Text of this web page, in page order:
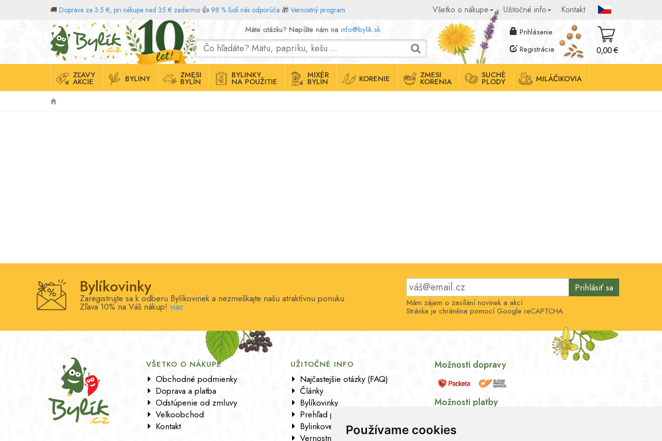
Používame cookies
🚚 Doprava za 3.5 €, pri nákupe nad 35 € zadarmo 👍 98 % ľudí nás odporúča 🎁 Vernostný program Všetko o nákupe Užitočné info Kontakt
Domov Máte otázku? Napíšte nám na info@bylik.sk
Prihlásenie
Registrácia
0,00 €
ZĽAVY
AKCIE BYLINY ZMESI
BYLÍN
BYLINKY
NA POUŽITIE
MIXÉR
BYLÍN KORENIE ZMESI
KORENIA
SUCHÉ
PLODY MILÁČIKOVIA
Bylíkovinky
Zaregistrujte sa k odberu Bylíkovinek a nezmeškajte našu atraktívnu ponuku
Zľava 10% na Váš nákup! viac
Prihlásiť sa
Mám zájem o zasílání novinek a akcí
Stránka je chráněna pomocí Google reCAPTCHA
VŠETKO O NÁKUPE
Obchodné podmienky
Doprava a platba
Odstúpenie od zmluvy
Velkoobchod
Kontakt
UŽITOČNÉ INFO
Najčastejšie otázky (FAQ)
Články
Bylíkovinky
Prehľad pobočiek
Bylinkové kartičky
Vernostný program
Možnosti dopravy
Možnosti platby